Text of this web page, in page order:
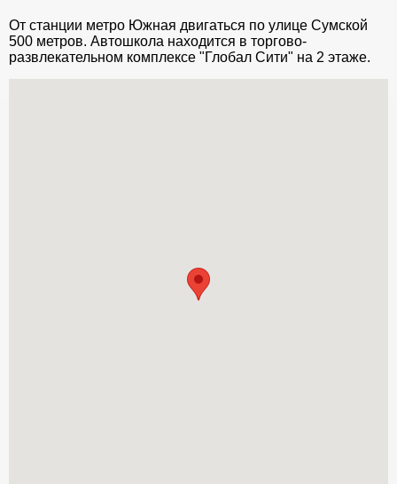
От станции метро Южная двигаться по улице Сумской
500 метров. Автошкола находится в торгово-
развлекательном комплексе "Глобал Сити" на 2 этаже.